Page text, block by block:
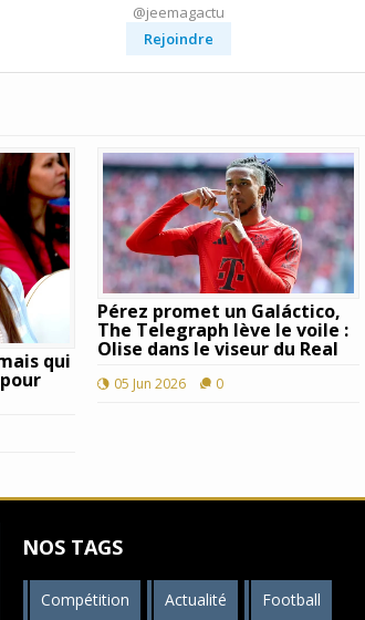
@jeemagactu
Rejoindre
qui
Pérez promet un Galáctico,
The Telegraph lève le voile :
Olise dans le viseur du Real
05 Jun 2026 0
NOS TAGS
Compétition Actualité Football